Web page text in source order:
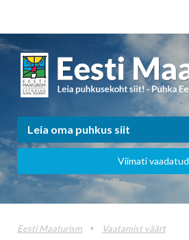
Viimati vaadatud
Eesti Maaturism Vaatamist väärt